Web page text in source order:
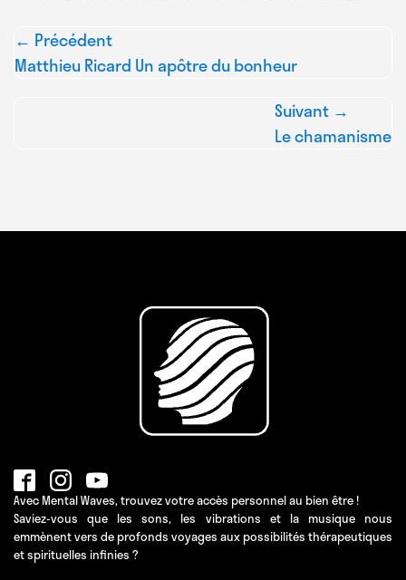
← Précédent
Matthieu Ricard Un apôtre du bonheur
Suivant →
Le chamanisme
Avec Mental Waves, trouvez votre accès personnel au bien être !
Saviez-vous que les sons, les vibrations et la musique nous
emmènent vers de profonds voyages aux possibilités thérapeutiques
et spirituelles infinies ?